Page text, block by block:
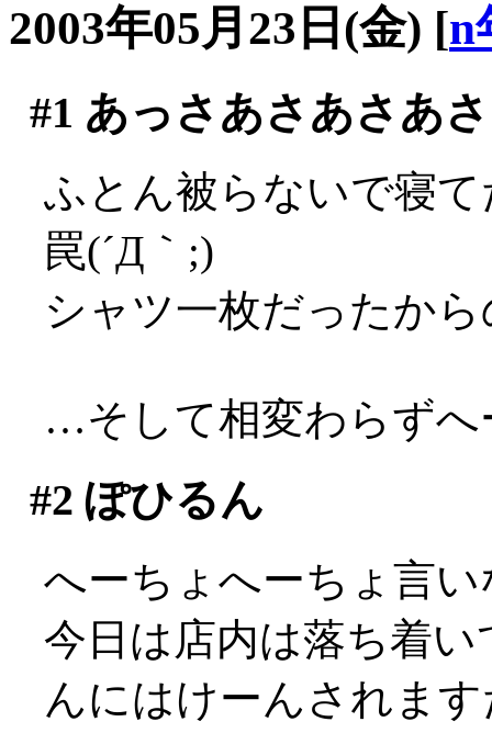
2003年05月23日(金) [n
#1 あっさあさあさあ
ふとん被らないで寝
罠(´Д｀;)
シャツ一枚だったから
…そして相変わらずへ
#2 ぽひるん
へーちょへーちょ言
今日は店内は落ち着
んにはけーんされます